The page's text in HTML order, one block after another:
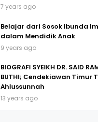
7 years ago
Belajar dari Sosok Ibunda
dalam Mendidik Anak
9 years ago
BIOGRAFI SYEIKH DR. SAID
BUTHI; Cendekiawan Timur
Ahlussunnah
13 years ago